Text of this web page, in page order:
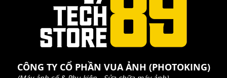
CÔNG TY CỔ PHẦN VUA ẢNH (PHOTOKING)